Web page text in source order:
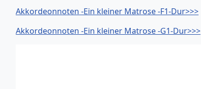
Akkordeonnoten -Ein kleiner Matrose -F1-Dur>>>
Akkordeonnoten -Ein kleiner Matrose -G1-Dur>>>